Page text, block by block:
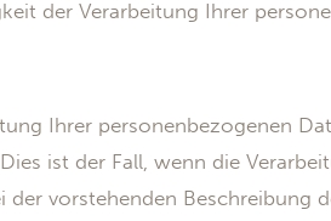
der Verarbeitung Ihrer
Ihrer personenbezogenen
ist der Fall, wenn die
der vorstehenden Beschreibung